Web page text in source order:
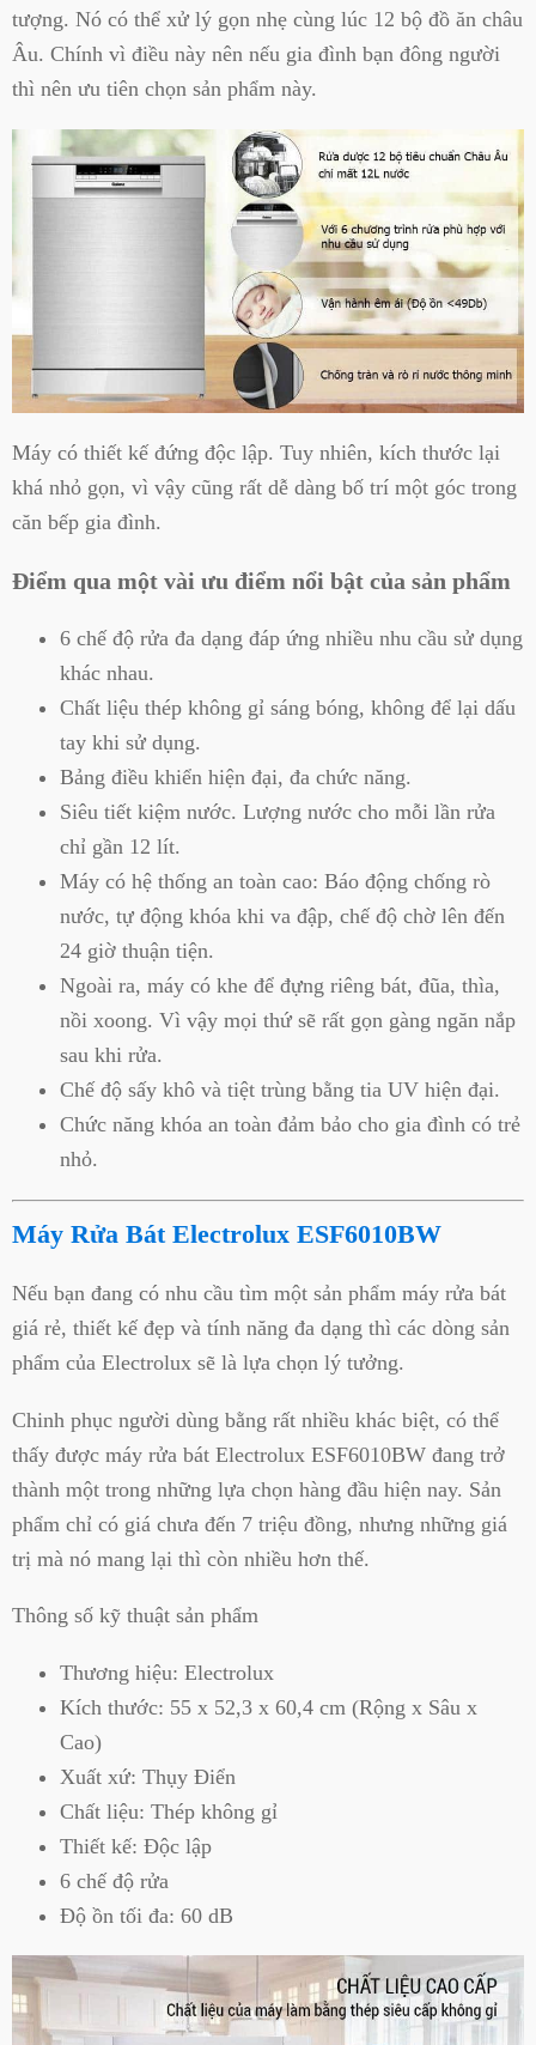
tượng. Nó có thể xử lý gọn nhẹ cùng lúc 12 bộ đồ ăn châu
Âu. Chính vì điều này nên nếu gia đình bạn đông người
thì nên ưu tiên chọn sản phẩm này.
Máy có thiết kế đứng độc lập. Tuy nhiên, kích thước lại
khá nhỏ gọn, vì vậy cũng rất dễ dàng bố trí một góc trong
căn bếp gia đình.
Điểm qua một vài ưu điểm nổi bật của sản phẩm
6 chế độ rửa đa dạng đáp ứng nhiều nhu cầu sử dụng
khác nhau.
Chất liệu thép không gỉ sáng bóng, không để lại dấu
tay khi sử dụng.
Bảng điều khiển hiện đại, đa chức năng.
Siêu tiết kiệm nước. Lượng nước cho mỗi lần rửa
chỉ gần 12 lít.
Máy có hệ thống an toàn cao: Báo động chống rò
nước, tự động khóa khi va đập, chế độ chờ lên đến
24 giờ thuận tiện.
Ngoài ra, máy có khe để đựng riêng bát, đũa, thìa,
nồi xoong. Vì vậy mọi thứ sẽ rất gọn gàng ngăn nắp
sau khi rửa.
Chế độ sấy khô và tiệt trùng bằng tia UV hiện đại.
Chức năng khóa an toàn đảm bảo cho gia đình có trẻ
nhỏ.
Máy Rửa Bát Electrolux ESF6010BW
Nếu bạn đang có nhu cầu tìm một sản phẩm máy rửa bát
giá rẻ, thiết kế đẹp và tính năng đa dạng thì các dòng sản
phẩm của Electrolux sẽ là lựa chọn lý tưởng.
Chinh phục người dùng bằng rất nhiều khác biệt, có thể
thấy được máy rửa bát Electrolux ESF6010BW đang trở
thành một trong những lựa chọn hàng đầu hiện nay. Sản
phẩm chỉ có giá chưa đến 7 triệu đồng, nhưng những giá
trị mà nó mang lại thì còn nhiều hơn thế.
Thông số kỹ thuật sản phẩm
Thương hiệu: Electrolux
Kích thước: 55 x 52,3 x 60,4 cm (Rộng x Sâu x
Cao)
Xuất xứ: Thụy Điển
Chất liệu: Thép không gỉ
Thiết kế: Độc lập
6 chế độ rửa
Độ ồn tối đa: 60 dB